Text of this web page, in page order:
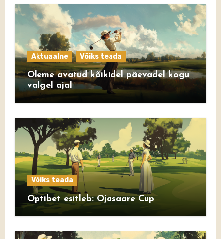
Aktuaalne Võiks teada
Oleme avatud kõikidel päevadel kogu
valgel ajal
Võiks teada
Optibet esitleb: Ojasaare Cup